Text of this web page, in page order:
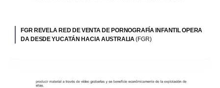
FGR REVELA RED DE VENTA DE PORNOGRAFÍA INFANTIL OPERA
DA DESDE YUCATÁN HACIA AUSTRALIA(FGR)